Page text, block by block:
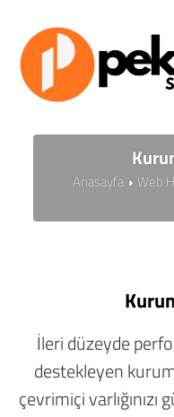
Anasayfa Web
İleri düzeyde
destekleyen
çevrimiçi varlığınızı